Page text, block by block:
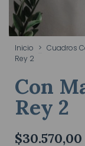
Inicio > Cuadros
Rey 2
Con
Rey 2
$30.570,00